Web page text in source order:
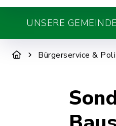
UNSERE GEMEINDE
Bürgerservice &